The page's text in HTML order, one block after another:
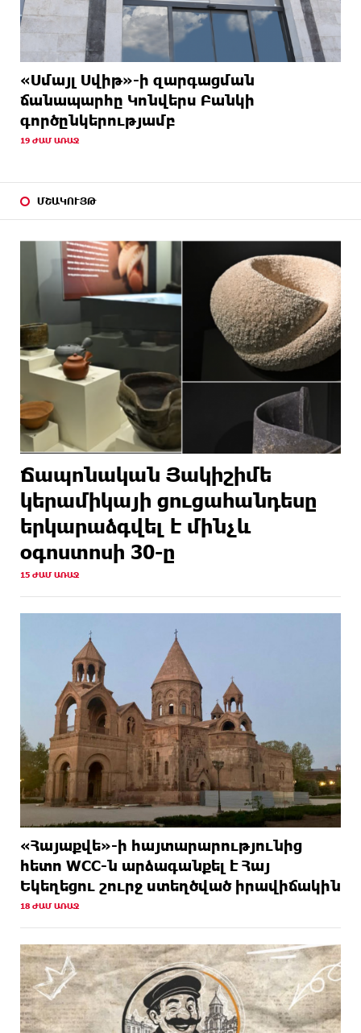
«Սմայլ Սվիթ»-ի զարգացման
ճանապարհը Կոնվերս Բանկի
գործընկերությամբ
19 ԺԱՄ ԱՌԱՋ
ՄՇԱԿՈՒՅԹ
Ճապոնական Յակիշիմե
կերամիկայի ցուցահանդեսը
երկարաձգվել է մինչև
օգոստոսի 30-ը
15 ԺԱՄ ԱՌԱՋ
«Հայաքվե»-ի հայտարարությունից
հետո WCC-ն արձագանքել է Հայ
Եկեղեցու շուրջ ստեղծված իրավիճակին
18 ԺԱՄ ԱՌԱՋ